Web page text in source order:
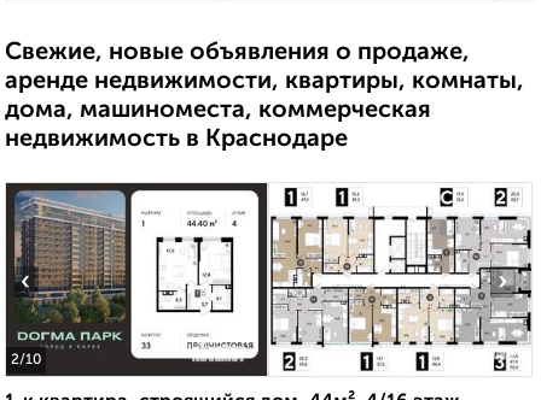
Свежие, новые объявления о продаже,
аренде недвижимости, квартиры, комнаты,
дома, машиноместа, коммерческая
недвижимость в Краснодаре
2/10
‹ ›